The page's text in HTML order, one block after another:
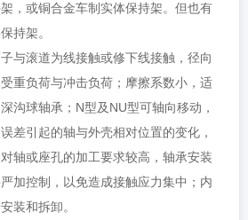
，或铜合金车制实体保持架。但也有
持架。
与滚道为线接触或修下线接触，径向
重负荷与冲击负荷；摩擦系数小，适
沟球轴承；N型及NU型可轴向移动，
差引起的轴与外壳相对位置的变化，
轴或座孔的加工要求较高，轴承安装
加控制，以免造成接触应力集中；内
装和拆卸。